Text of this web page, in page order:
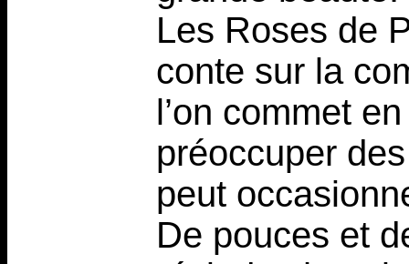
Les Roses de
conte sur la
l’on commet
préoccuper
peut
De pouces et